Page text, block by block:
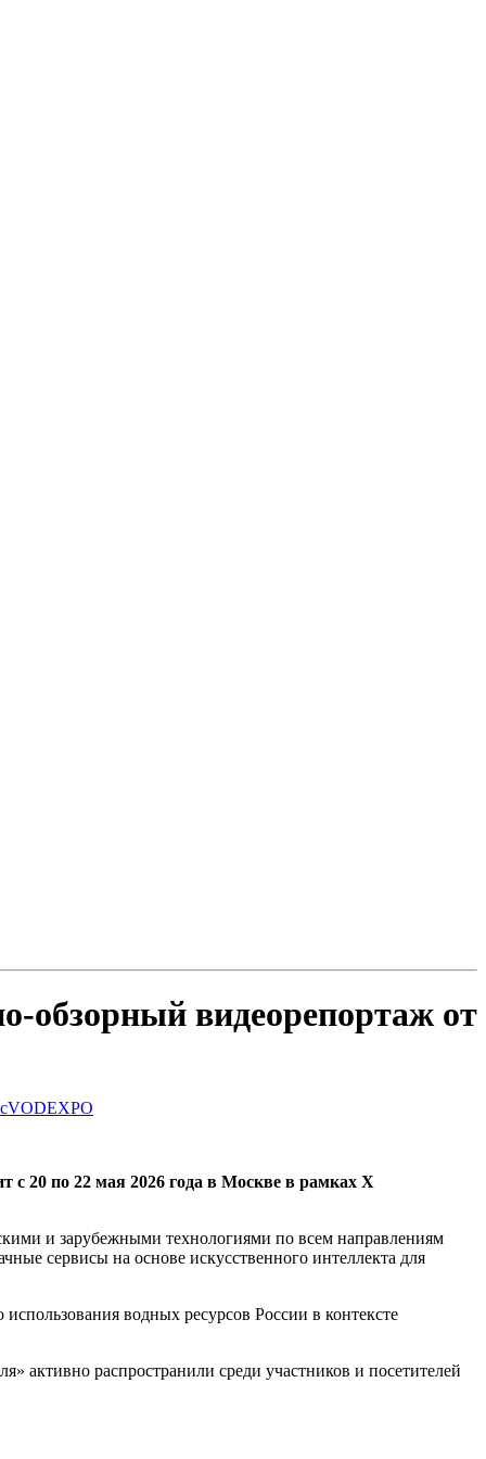
обзорный видеорепортаж от
VODEXPO
с 20 по 22 мая 2026 года в Москве в рамках X
и зарубежными технологиями по всем направлениям
сервисы на основе искусственного интеллекта для
водных ресурсов России в контексте
распространили среди участников и посетителей